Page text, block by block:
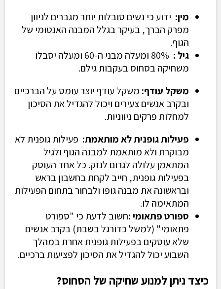
מין: ידוע כי נשים סובלות יותר מגברים לניוון
מפרק הברך, בעיקר בגלל המבנה האנטומי של
הגוף.
גיל :
80% ומעלה מבני ה-60 ומעלה יסבלו
משחיקה בסחוס בעקבות גילם.
משקל עודף: משקל עודף יוצר עומס על הברכיים
ובקרב אנשים צעירים ויכול להגדיל את הסיכון
למחלות פרקים ניווניות.
פעילות גופנית לא מותאמת: פעילות גופנית לא
מבוקרת ולא מותאמת למבנה הגוף ולגיל
המתאמן עלולה לגרום לנזק. כל אחד העוסק
בפעילות גופנית, חייב לקחת בחשבון בראש
ובראשונה את מבנה גופו ולבחור בתחום הפעילות
המתאימה לו.
ספורט פתאומי:חשוב לדעת כי "ספורט
פתאומי" (למשל כדורגל בשבת) בקרב אנשים
שלא עוסקים בפעילות גופנית אחרת במהלך
השבוע יכול להגדיל את הסיכון לפציעות ברכיים.
כיצד ניתן למנוע שחיקה של הסחוס?